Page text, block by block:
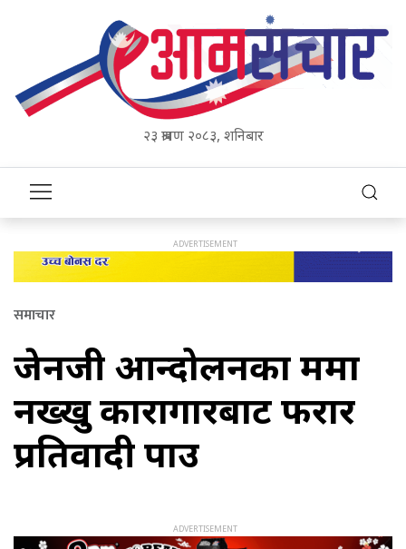
२३ श्रावण २०८३, शनिबार
समाचार
जेनजी आन्दोलनका क्रममा
नख्खु कारागारबाट फरार
प्रतिवादी पक्राउ